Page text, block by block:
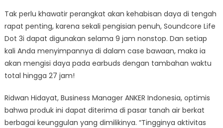
Tak perlu khawatir perangkat akan kehabisan daya di tengah
rapat penting, karena sekali pengisian penuh, Soundcore Life
Dot 3i dapat digunakan selama 9 jam nonstop. Dan setiap
kali Anda menyimpannya di dalam case bawaan, maka ia
akan mengisi daya pada earbuds dengan tambahan waktu
total hingga 27 jam!
Ridwan Hidayat, Business Manager ANKER Indonesia, optimis
bahwa produk ini dapat diterima di pasar tanah air berkat
berbagai keunggulan yang dimilikinya. “Tingginya aktivitas